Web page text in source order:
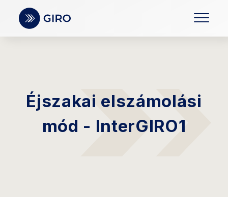
Éjszakai elszámolási
mód - InterGIRO1